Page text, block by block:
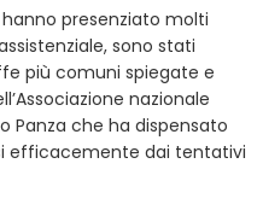
presenziato molti
sono stati
più comuni spiegate e
nazionale
Panza che ha dispensato
efficacemente dai tentativi